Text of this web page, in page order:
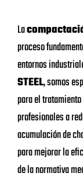
La
proceso
entornos
STEEL, somos
para el
profesionales a
acumulación de
para mejorar la
de la normativa